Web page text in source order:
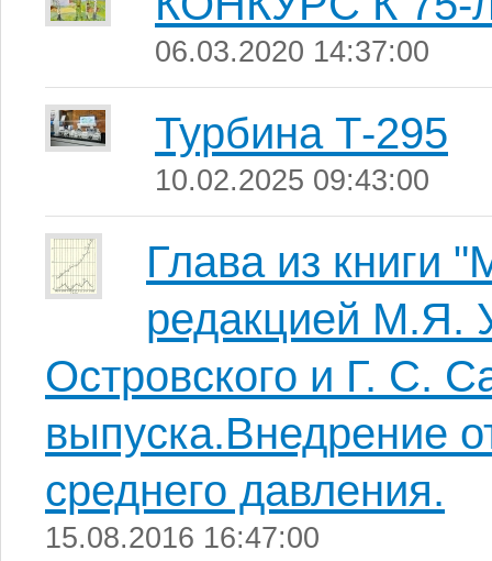
06.03.2020 14:37:00
Турбина Т-295
10.02.2025 09:43:00
Глава из книги
редакцией
Островского и Г. С.
выпуска.Внедрение
среднего давления.
15.08.2016 16:47:00